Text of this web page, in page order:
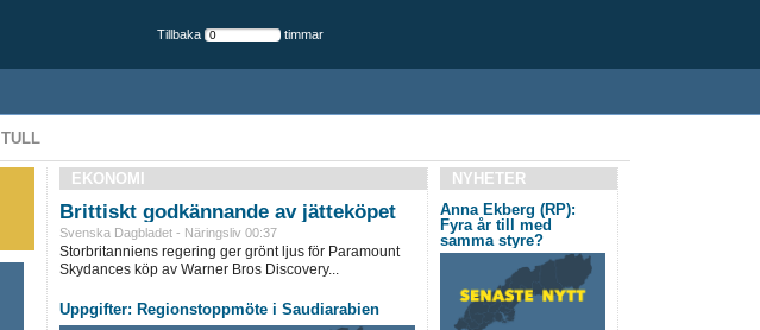
Tillbaka timmar
TULL
EKONOMI
Brittiskt godkännande av jätteköpet
Svenska Dagbladet - Näringsliv 00:37
Storbritanniens regering ger grönt ljus för Paramount
Skydances köp av Warner Bros Discovery...
Uppgifter: Regionstoppmöte i Saudiarabien
NYHETER
Anna Ekberg (RP):
Fyra år till med
samma styre?